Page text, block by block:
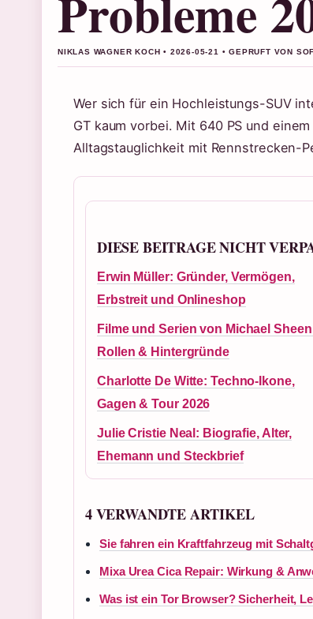
NIKLAS WAGNER KOCH • 2026-05-21 • GEPRUFT VON
Wer sich für ein Hochleistungs-SUV
GT kaum vorbei. Mit 640 PS und
Alltagstauglichkeit mit Rennstrecken-
DIESE BEITRAGE NICHT
Erwin Müller: Gründer, Vermögen,
Erbstreit und Onlineshop
Filme und Serien von Michael
Rollen & Hintergründe
Charlotte De Witte: Techno-Ikone,
Gagen & Tour 2026
Julie Cristie Neal: Biografie, Alter,
Ehemann und Steckbrief
4 VERWANDTE ARTIKEL
Sie fahren ein Kraftfahrzeug mit
Mixa Urea Cica Repair: Wirkung &
Was ist ein Tor Browser? Sicherheit,